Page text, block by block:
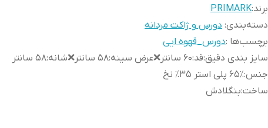
برند:PRIMARK
دسته‌بندی: دورس و ژاکت مردانه
برچسب‌ها :دورس_قهوه ایی
سایز بندی دقیق:قد:۶۰ سانتر❌عرض سینه:۵۸ سانتر❌شانه:۵۸ سانتر
جنس:۶۵٪ پلی استر ۳۵٪ نخ
ساخت:بنگلادش